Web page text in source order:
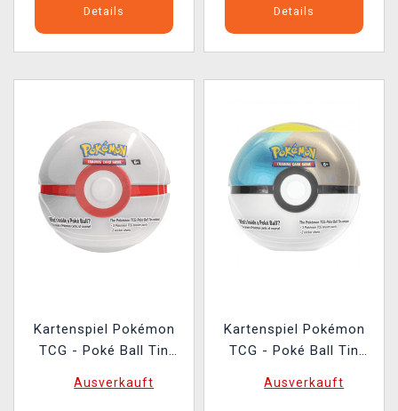
Details Details
Kartenspiel Pokémon
TCG - Poké Ball Tin
(ENGLISCHE VERSION)
Ausverkauft
Kartenspiel Pokémon
TCG - Poké Ball Tin
(ENGLISCHE VERSION)
Ausverkauft